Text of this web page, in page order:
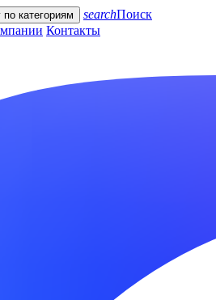
по категориям searchПоиск
Контакты